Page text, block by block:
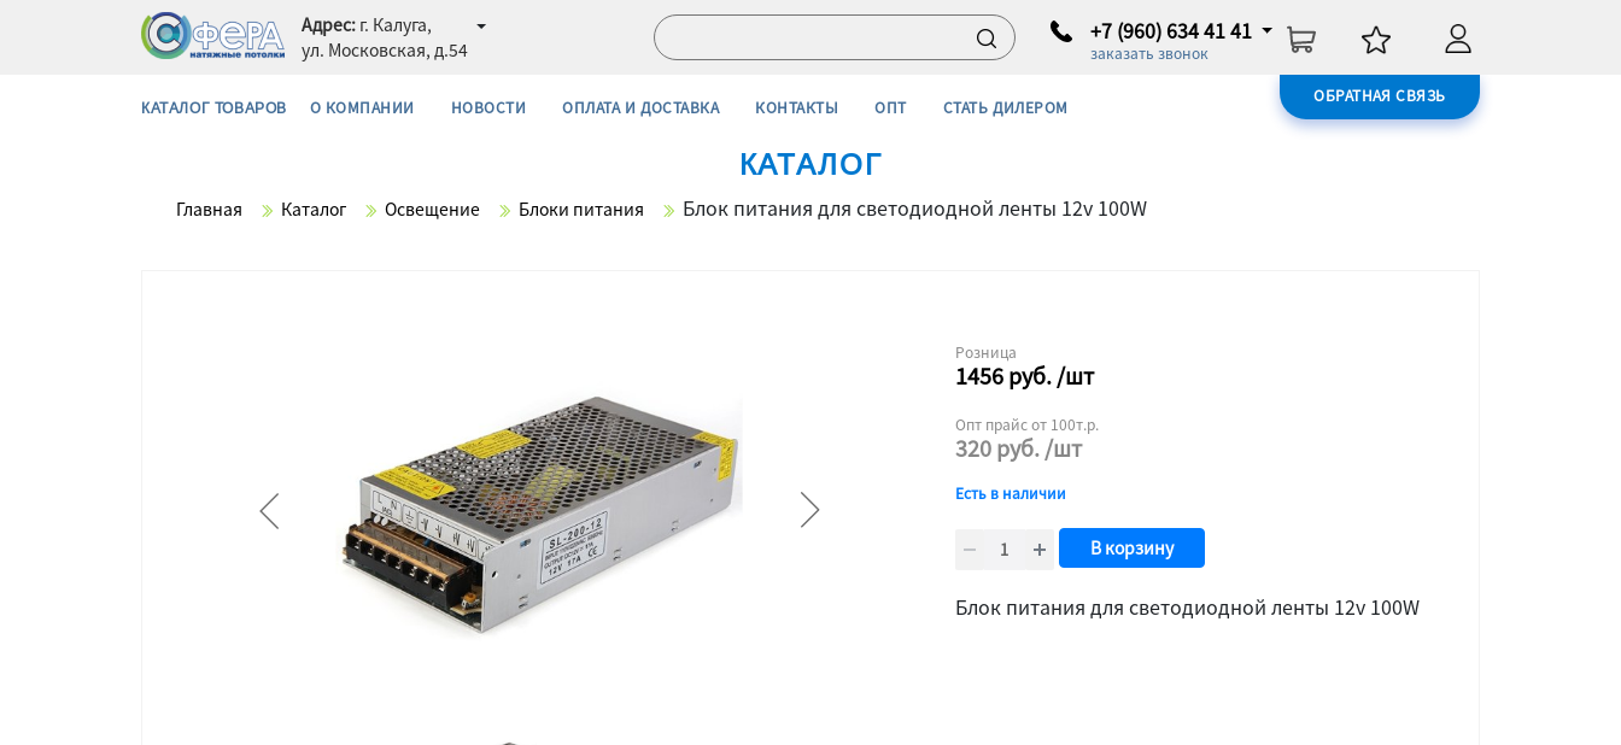
Адрес: г. Калуга,
ул. Московская, д.54
+7 (960) 634 41 41
заказать звонок
ОБРАТНАЯ СВЯЗЬ
КАТАЛОГ ТОВАРОВ О КОМПАНИИ НОВОСТИ ОПЛАТА И ДОСТАВКА КОНТАКТЫ ОПТ СТАТЬ ДИЛЕРОМ
КАТАЛОГ
Главная Каталог Освещение Блоки питания Блок питания для светодиодной ленты 12v 100W
Розница
1456руб./шт
Опт прайс от 100т.р.
320руб./шт
Есть в наличии
В корзину
Блок питания для светодиодной ленты 12v 100W